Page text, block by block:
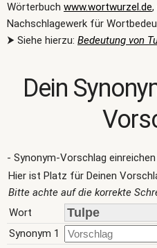
Wörterbuch www.wortwurzel.de,
Nachschlagewerk für
⮞ Siehe hierzu: Bedeutung von
Dein
- Synonym-Vorschlag
Hier ist Platz für Deinen
Bitte achte auf die korrekte
Wort
Synonym 1